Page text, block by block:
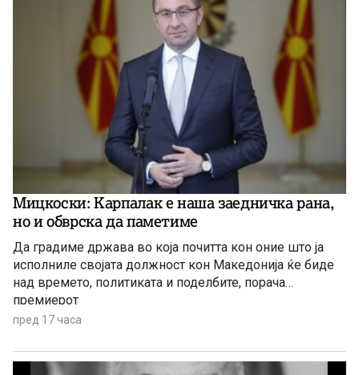
Мицкоски: Карпалак е наша заедничка рана,
но и обврска да паметиме
Да градиме држава во која почитта кон оние што ја
исполниле својата должност кон Македонија ќе биде
над времето, политиката и поделбите, порача
премиерот
пред 17 часа